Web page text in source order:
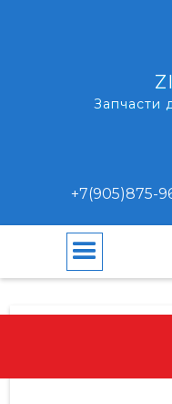
Запчасти
+7(905)875-